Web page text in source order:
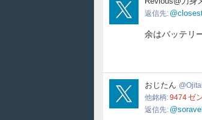
返信先
余はバッテリ
Ojitan_1990
おじたん
他銘柄 9474ゼ
返信先